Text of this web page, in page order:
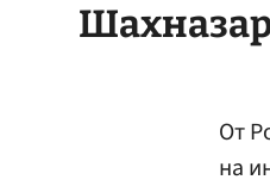
От
на